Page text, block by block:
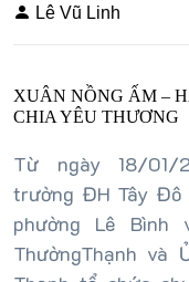
Lê Vũ Linh
XUÂN NỒNG ẤM –
CHIA YÊU THƯƠNG
Từ ngày 18/01/
trường ĐH Tây Đô
phường Lê Bình
ThườngThạnh và